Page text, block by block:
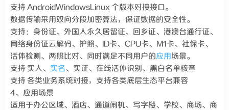
支持 AndroidWindowsLinux 个版本对接接口。
数据传输采用双向分段加密算法，保证数据的安全性。
支持：身份证、外国人永久居留证、回乡证、港澳台通行证、
网络身份证云解码、护照、ID卡、CPU卡、M1卡、社保卡、
活体检测、两照比对、同时满足不同用户的应用场景。
支持 实人、 实名、实证、在线活体识别、黑白名单核查
​支持 各类业务系统对接，支持各类底层生态平台兼容
4、应用场景
适用于办公区域、酒店、通道闸机、写字楼、学校、商场、商